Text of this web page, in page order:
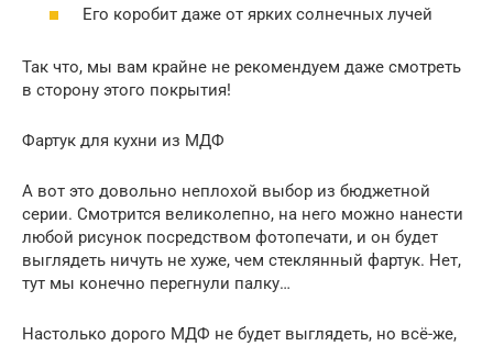
Его коробит даже от ярких солнечных лучей
Так что, мы вам крайне не рекомендуем даже смотреть
в сторону этого покрытия!
Фартук для кухни из МДФ
А вот это довольно неплохой выбор из бюджетной
серии. Смотрится великолепно, на него можно нанести
любой рисунок посредством фотопечати, и он будет
выглядеть ничуть не хуже, чем стеклянный фартук. Нет,
тут мы конечно перегнули палку…
Настолько дорого МДФ не будет выглядеть, но всё-же,